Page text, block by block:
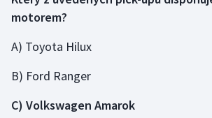
Judo
motorem?
A) Toyota Hilux
B) Ford Ranger
C) Volkswagen Amarok